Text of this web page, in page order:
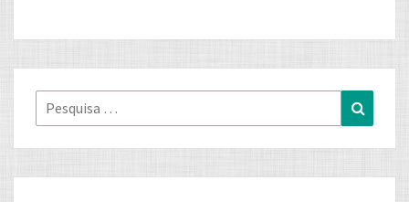
Pesquisa
for: